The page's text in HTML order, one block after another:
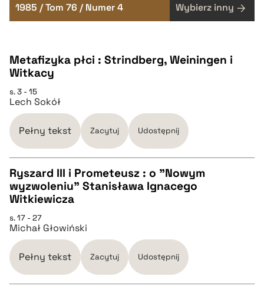
1985 / Tom 76 / Numer 4 Wybierz inny
Metafizyka płci : Strindberg, Weiningen i
Witkacy
s. 3 - 15
Lech Sokół
Pełny tekst Zacytuj Udostępnij
CZYSTY TEKST
pobierz cytat
BIBTEX
Ryszard III i Prometeusz : o "Nowym
wyzwoleniu" Stanisława Ignacego
Witkiewicza
s. 17 - 27
Michał Głowiński
Pełny tekst Zacytuj Udostępnij